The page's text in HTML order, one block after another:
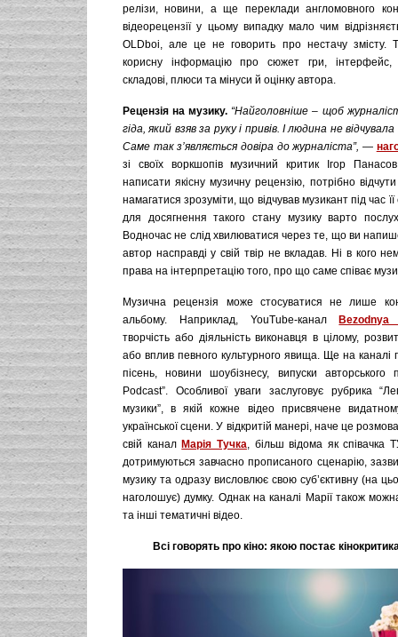
релізи, новини, а ще переклади англомовного
відеорецензії у цьому випадку мало чим
OLDboi, але це не говорить про нестачу змісту.
корисну інформацію про сюжет гри, інтерфейс,
складові, плюси та мінуси й оцінку автора.
Рецензія на музику. “Найголовніше – щоб
гіда, який взяв за руку і привів. І людина не
Саме так з’являється довіра до журналіста”, —
зі своїх воркшопів музичний критик Ігор
написати якісну музичну рецензію, потрібно
намагатися зрозуміти, що відчував музикант під час
для досягнення такого стану музику варто
Водночас не слід хвилюватися через те, що ви
автор насправді у свій твір не вкладав. Ні в кого
права на інтерпретацію того, про що саме співає
Музична рецензія може стосуватися не лише
альбому. Наприклад, YouTube-канал
творчість або діяльність виконавця в цілому,
або вплив певного культурного явища. Ще на каналі
пісень, новини шоубізнесу, випуски авторського
Podcast”. Особливої уваги заслуговує рубрика
музики”, в якій кожне відео присвячене
української сцени. У відкритій манері, наче це
свій канал Марія Тучка, більш відома як співачка
дотримуються завчасно прописаного сценарію,
музику та одразу висловлює свою суб’єктивну (на
наголошує) думку. Однак на каналі Марії також
та інші тематичні відео.
Всі говорять про кіно: якою постає